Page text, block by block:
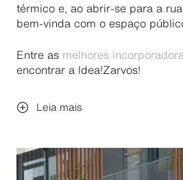
térmico e, ao abrir-se para a
bem-vinda com o espaço
Entre as melhores
encontrar a Idea!Zarvos!
Leia mais